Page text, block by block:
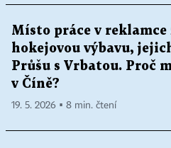
Místo práce v
hokejovou výbavu,
Průšu s Vrbatou. Proč
v Číně?
19. 5. 2026 ▪ 8 min. čtení